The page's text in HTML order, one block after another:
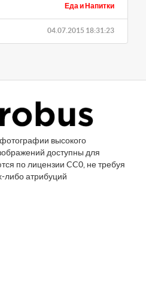
Еда и Напитки
04.07.2015 18:31:23
высокого
доступны для
по лицензии CC0, не требуя
либо атрибуций